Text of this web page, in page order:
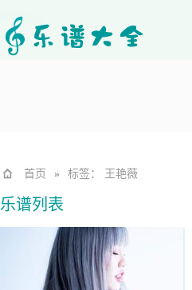
首页 » 标签： 王艳薇
乐谱列表